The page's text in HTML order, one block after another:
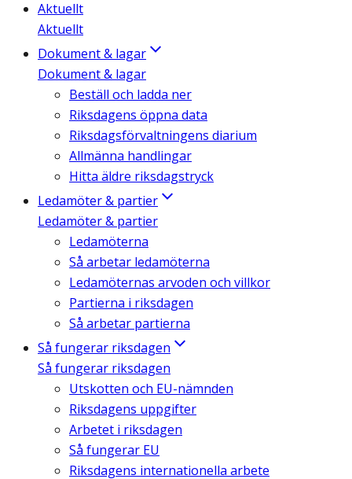
Aktuellt
Aktuellt
Dokument & lagar
Dokument & lagar
Beställ och ladda ner
Riksdagens öppna data
Riksdagsförvaltningens diarium
Allmänna handlingar
Hitta äldre riksdagstryck
Ledamöter & partier
Ledamöter & partier
Ledamöterna
Så arbetar ledamöterna
Ledamöternas arvoden och villkor
Partierna i riksdagen
Så arbetar partierna
Så fungerar riksdagen
Så fungerar riksdagen
Utskotten och EU-nämnden
Riksdagens uppgifter
Arbetet i riksdagen
Så fungerar EU
Riksdagens internationella arbete